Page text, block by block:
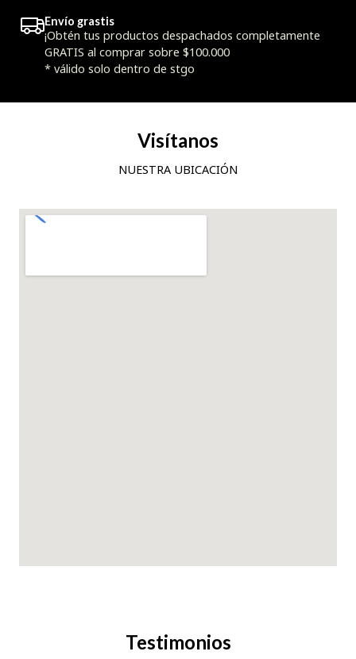
Envío grastis
¡Obtén tus productos despachados completamente
GRATIS al comprar sobre $100.000
* válido solo dentro de stgo
Visítanos
NUESTRA UBICACIÓN
Testimonios